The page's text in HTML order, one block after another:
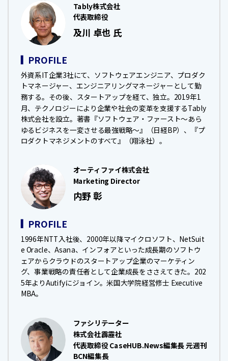
Tably株式会社
代表取締役
及川 卓也 氏
PROFILE
外資系IT企業3社にて、ソフトウェアエンジニア、プロダク
トマネージャー、エンジニアリングマネージャーとして勤
務する。その後、スタートアップを経て、独立。2019年1
月、テクノロジーにより企業や社会の変革を支援するTably
株式会社を設立。著書『ソフトウェア・ファースト～あら
ゆるビジネスを一変させる最強戦略～』（日経BP）、『プ
ロダクトマネジメントのすべて』（翔泳社）。
オーティファイ株式会社
Marketing Director
内野 彰
PROFILE
1996年NTT入社後、2000年以降マイクロソフト、NetSuit
e Oracle、Asana、インフォアといった成長期のソフトウ
ェアからクラウドのスタートアップ企業のマーケティン
グ、事業戦略の責任者として企業成長をささえてきた。202
5年よりAutifyにジョイン。米国大学院経営修士 Executive
MBA。
ファシリテーター
株式会社霹靂社
代表取締役 CaseHUB.News編集長 元週刊
BCN編集長